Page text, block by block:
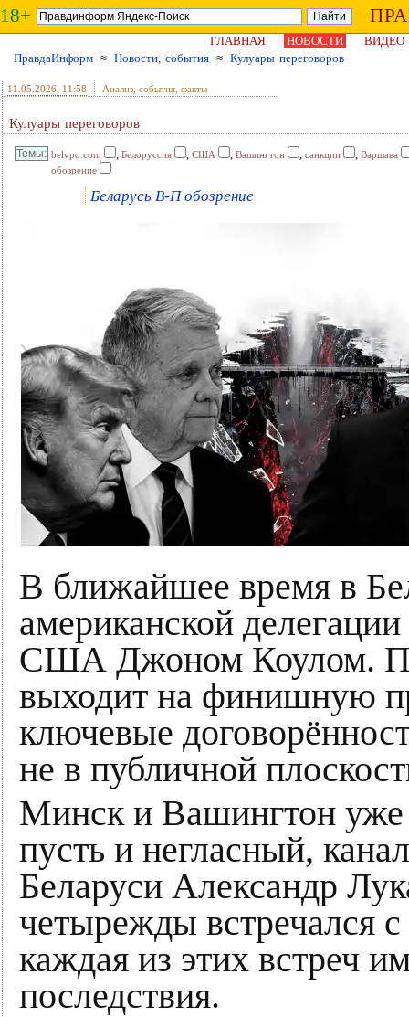
18+
ГЛАВНАЯ НОВОСТИ
ВИДЕО
ПравдаИнформ ≈ Новости, события ≈ Кулуары переговоров
11.05.2026 , 11:58 Анализ, события, факты
Кулуары переговоров
belvpo.com , Белоруссия , США , Вашингтон , санкции , Варшава
обозрение
Беларусь В-П обозрение
В ближайшее время в
американской
США Джоном Коулом.
выходит на финишную
ключевые
не в публичной
Минск и Вашингтон уже
пусть и негласный,
Беларуси Александр
четырежды встречался
каждая из этих встреч
последствия.